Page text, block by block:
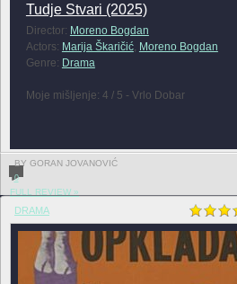
Tudje Stvari (2025)
Director: Moreno Bogdan
Actors: Marija Škaričić, Moreno Bogdan
Genre: Drama
Moje mišljenje: 4 / 5 - Vrlo Dobar
BY GORAN JOVANOVIĆ
0
FULL REVIEW »
DRAMA